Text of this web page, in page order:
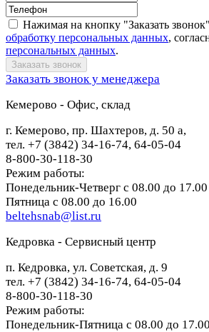
Нажимая на кнопку "Заказать
обработку персональных данных,
персональных данных.
Заказать звонок у менеджера
Кемерово - Офис, склад
г. Кемерово, пр. Шахтеров, д. 50 а,
тел. +7 (3842) 34-16-74, 64-05-04
8-800-30-118-30
Режим работы:
Понедельник-Четверг с 08.00 до 17.00
Пятница с 08.00 до 16.00
beltehsnab@list.ru
Кедровка - Сервисный центр
п. Кедровка, ул. Советская, д. 9
тел. +7 (3842) 34-16-74, 64-05-04
8-800-30-118-30
Режим работы:
Понедельник-Пятница с 08.00 до 17.00